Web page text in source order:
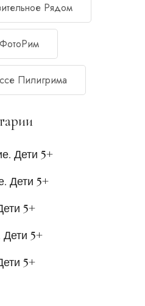
Рядом
ФотоРим
Пилигрима
Дети 5+
Дети 5+
5+
5+
5+